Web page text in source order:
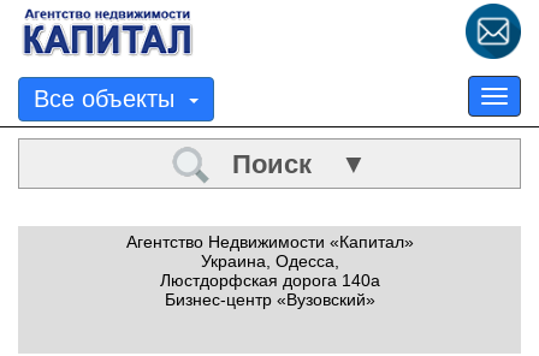
Все объекты
Поиск ▼
Агентство Недвижимости «Капитал»
Украина, Одесса,
Люстдорфская дорога 140а
Бизнес-центр «Вузовский»